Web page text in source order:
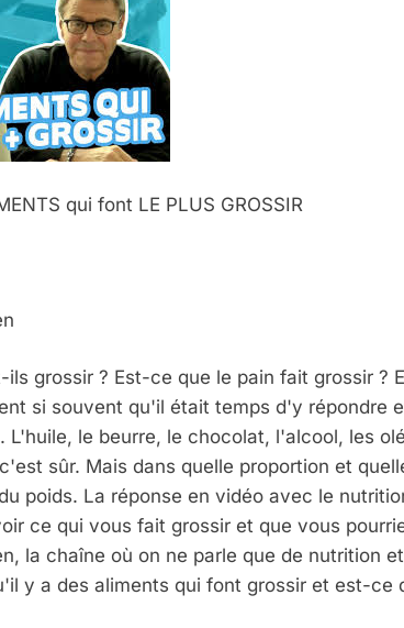
qui font LE PLUS GROSSIR
grossir ? Est-ce que le pain fait grossir ?
si souvent qu'il était temps d'y répondre
L'huile, le beurre, le chocolat, l'alcool, les
sûr. Mais dans quelle proportion et
poids. La réponse en vidéo avec le
ce qui vous fait grossir et que vous
la chaîne où on ne parle que de nutrition
y a des aliments qui font grossir et est-ce